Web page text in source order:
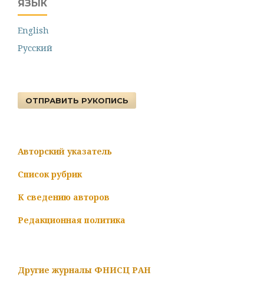
ЯЗЫК
English
Русский
ОТПРАВИТЬ РУКОПИСЬ
Авторский указатель
Список рубрик
К сведению авторов
Редакционная политика
Другие журналы ФНИСЦ РАН